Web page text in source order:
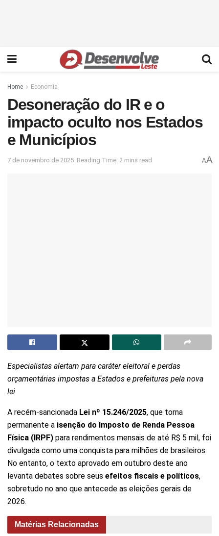
Home Economia
Desoneração do IR e o
impacto oculto nos Estados
e Municípios
7 de novembro de 2025 Reading Time: 2 mins read AA
Especialistas alertam para caráter eleitoral e perdas
orçamentárias impostas a Estados e prefeituras pela nova
lei
A recém-sancionada Lei nº 15.246/2025, que torna
permanente a isenção do Imposto de Renda Pessoa
Física (IRPF) para rendimentos mensais de até R$ 5 mil, foi
divulgada como uma conquista para milhões de brasileiros.
No entanto, o texto aprovado em outubro deste ano
levanta debates sobre seus efeitos fiscais e políticos,
sobretudo no ano que antecede as eleições gerais de
2026.
Matérias Relacionadas